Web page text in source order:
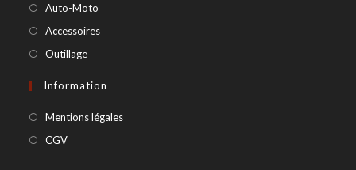
Auto-Moto
Accessoires
Outillage
Information
Mentions légales
CGV